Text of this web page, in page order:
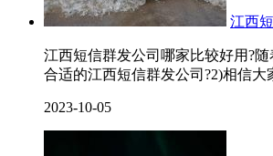
江西
江西短信群发公司哪家比较好用?
合适的江西短信群发公司?2)相信
2023-10-05